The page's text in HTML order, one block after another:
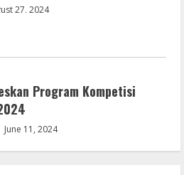
27, 2024
Program Kompetisi
June 11, 2024